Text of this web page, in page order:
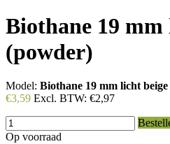
Biothane 19
(powder)
Model: Biothane 19 mm licht
€3,59 Excl. BTW: €2,97
Op voorraad